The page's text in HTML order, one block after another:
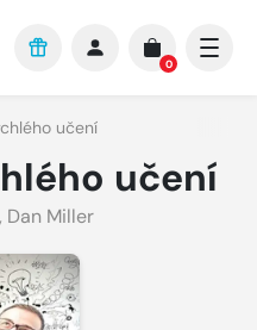
0
učení
učení
, Dan Miller